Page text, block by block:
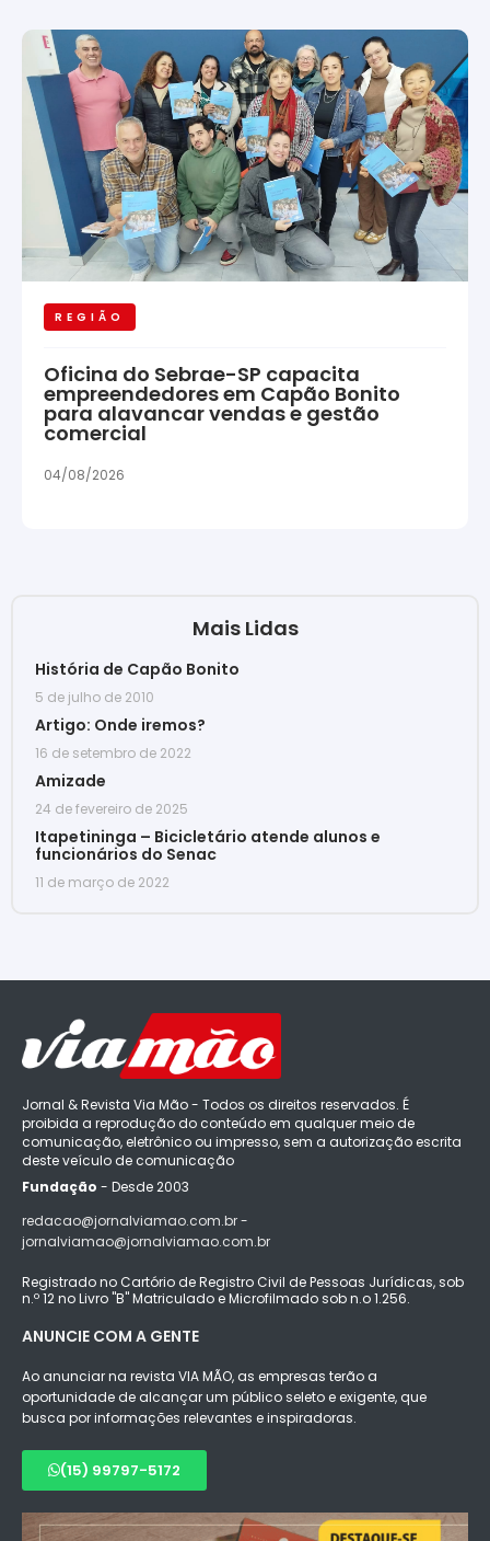
REGIÃO
Oficina do Sebrae-SP capacita
empreendedores em Capão Bonito
para alavancar vendas e gestão
comercial
04/08/2026
Mais Lidas
História de Capão Bonito
5 de julho de 2010
Artigo: Onde iremos?
16 de setembro de 2022
Amizade
24 de fevereiro de 2025
Itapetininga – Bicicletário atende alunos e
funcionários do Senac
11 de março de 2022
Jornal & Revista Via Mão - Todos os direitos reservados. É
proibida a reprodução do conteúdo em qualquer meio de
comunicação, eletrônico ou impresso, sem a autorização escrita
deste veículo de comunicação
Fundação - Desde 2003
redacao@jornalviamao.com.br -
jornalviamao@jornalviamao.com.br
Registrado no Cartório de Registro Civil de Pessoas Jurídicas, sob
n.º 12 no Livro "B" Matriculado e Microfilmado sob n.o 1.256.
ANUNCIE COM A GENTE
Ao anunciar na revista VIA MÃO, as empresas terão a
oportunidade de alcançar um público seleto e exigente, que
busca por informações relevantes e inspiradoras.
(15) 99797-5172